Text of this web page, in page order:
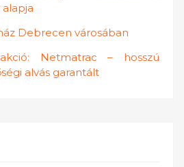
Debrecen városában
Netmatrac – hosszú
alvás garantált